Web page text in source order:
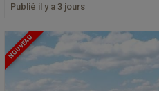
Publié il y a 3 jours
NOUVEAU